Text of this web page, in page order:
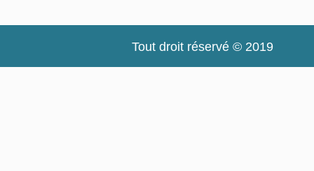
Tout droit réservé © 2019